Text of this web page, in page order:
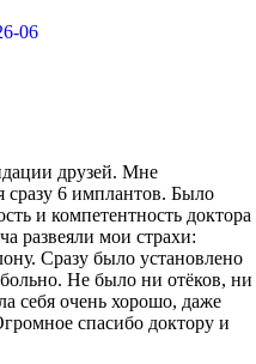
06
друзей. Мне
сразу 6 имплантов. Было
и компетентность доктора
развеяли мои страхи:
Сразу было установлено
Не было ни отёков, ни
себя очень хорошо, даже
спасибо доктору и